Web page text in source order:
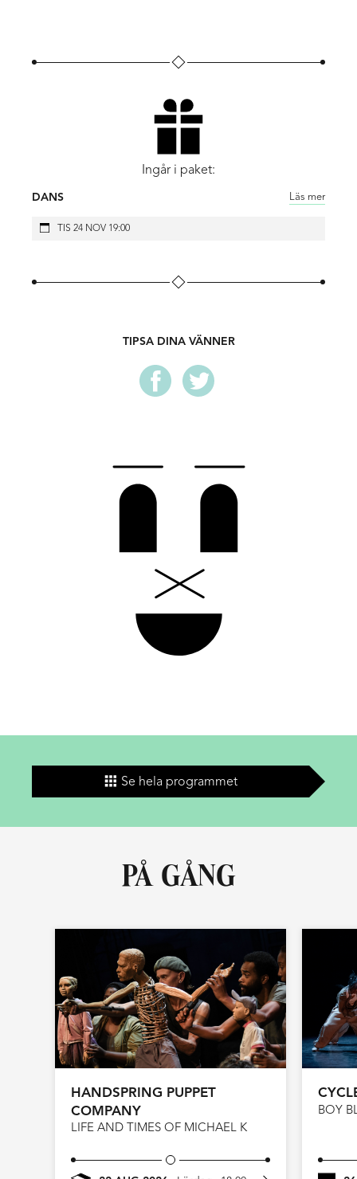
Ljusdesign: Christoffer Lloyd
Live DJ: Maele ”CHEZA” Sabuni
Thamiris Carvalho, Harrison Elliott, Shai Faran, Anna
Fitoussi, Ida Inxi Holmlund, Girish Kumar Rachappa,
Andrea Muelas Blanco, Camille Prieux, Noam Segal,
Rosenstein, Mohamed Y. Shika och praktikanterna Ida
Praktikanter från P.A.R.T.S.: Letícia Ferreira, Patric da
cullberg.com
Ingår i paket:
DANS Läs mer
TIS 24 NOV 19:00
TIPSA DINA VÄNNER
PÅ GÅNG
Se hela programmet
HANDSPRING PUPPET
COMPANY
LIFE AND TIMES OF MICHAEL K
BOY